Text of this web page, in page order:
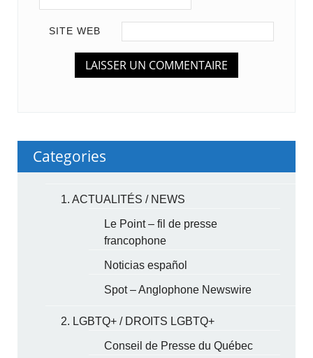
SITE WEB
Categories
1. ACTUALITÉS / NEWS
Le Point – fil de presse
francophone
Noticias español
Spot – Anglophone Newswire
2. LGBTQ+ / DROITS LGBTQ+
Conseil de Presse du Québec